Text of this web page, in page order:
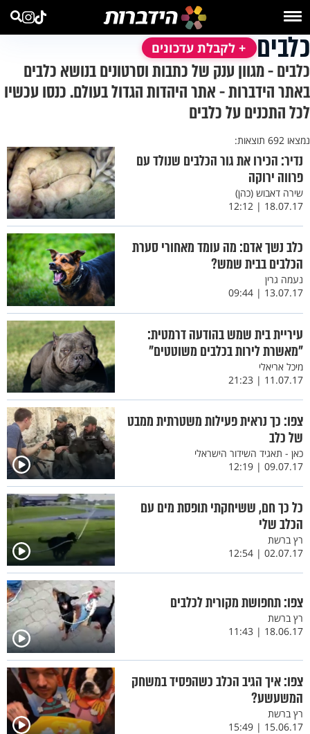
כלבים + לקבלת עדכונים
כלבים - מגוון ענק של כתבות וסרטונים בנושא כלבים
באתר הידברות - אתר היהדות הגדול בעולם. כנסו עכשיו
לכל התכנים על כלבים
נמצאו 692 תוצאות:
נדיר: הכירו את גור הכלבים שנולד עם
פרווה ירוקה
שירה דאבוש (כהן)
18.07.17 | 12:12
כלב נשך אדם: מה עומד מאחורי סערת
הכלבים בבית שמש?
נעמה גרין
13.07.17 | 09:44
עיריית בית שמש בהודעה דרמטית:
"מאשרת לירות בכלבים משוטטים"
מיכל אריאלי
11.07.17 | 21:23
צפו: כך נראית פעילות משטרתית ממבט
של כלב
כאן - תאגיד השידור הישראלי
09.07.17 | 12:19
כל כך חם, ששיחקתי תופסת מים עם
הכלב שלי
רץ ברשת
02.07.17 | 12:54
צפו: תחפושת מקורית לכלבים
רץ ברשת
18.06.17 | 11:43
צפו: איך הגיב הכלב כשהפסיד במשחק
המשעשע?
רץ ברשת
15.06.17 | 15:49